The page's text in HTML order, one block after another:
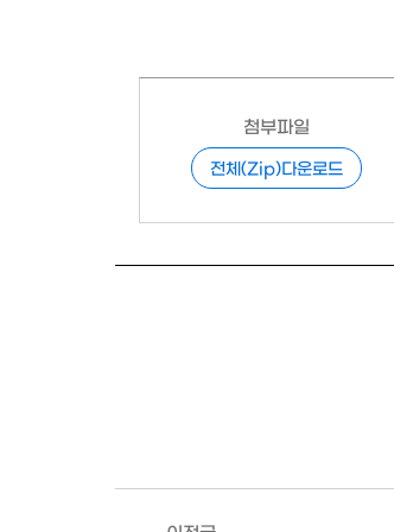
첨부파일
전체(Zip)다운로드